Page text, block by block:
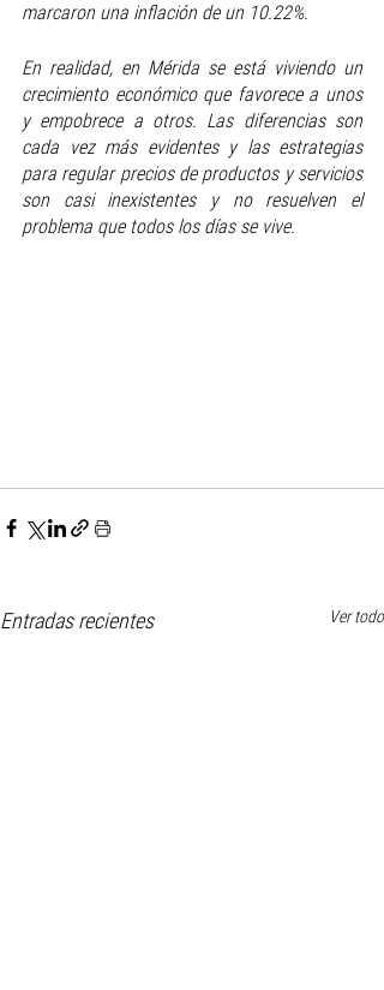
marcaron una inflación de un 10.22%.
En realidad, en Mérida se está viviendo un
crecimiento económico que favorece a unos
y empobrece a otros. Las diferencias son
cada vez más evidentes y las estrategias
para regular precios de productos y servicios
son casi inexistentes y no resuelven el
problema que todos los días se vive.
Entradas recientes Ver todo